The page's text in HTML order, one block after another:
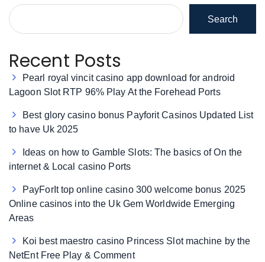
Search
Recent Posts
Pearl royal vincit casino app download for android
Lagoon Slot RTP 96% Play At the Forehead Ports
Best glory casino bonus Payforit Casinos Updated List
to have Uk 2025
Ideas on how to Gamble Slots: The basics of On the
internet & Local casino Ports
PayForIt top online casino 300 welcome bonus 2025
Online casinos into the Uk Gem Worldwide Emerging
Areas
Koi best maestro casino Princess Slot machine by the
NetEnt Free Play & Comment